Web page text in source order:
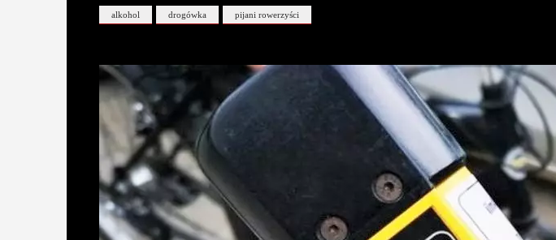
alkohol drogówka pijani rowerzyści